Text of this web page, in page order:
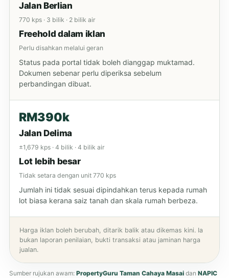
Jalan Berlian
770 kps · 3 bilik · 2 bilik air
Freehold dalam iklan
Perlu disahkan melalui geran
Status pada portal tidak boleh dianggap muktamad.
Dokumen sebenar perlu diperiksa sebelum
perbandingan dibuat.
RM390k
Jalan Delima
±1,679 kps · 4 bilik · 4 bilik air
Lot lebih besar
Tidak setara dengan unit 770 kps
Jumlah ini tidak sesuai dipindahkan terus kepada rumah
lot biasa kerana saiz tanah dan skala rumah berbeza.
Harga iklan boleh berubah, ditarik balik atau dikemas kini. Ia
bukan laporan penilaian, bukti transaksi atau jaminan harga
jualan.
Sumber rujukan awam: PropertyGuru Taman Cahaya Masai dan NAPIC